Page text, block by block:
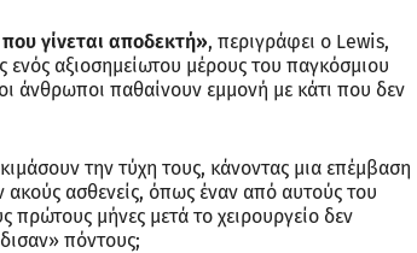
γίνεται αποδεκτή», περιγράφει ο Lewis,
αξιοσημείωτου μέρους του παγκόσμιου
άνθρωποι παθαίνουν εμμονή με κάτι που δεν
την τύχη τους, κάνοντας μια επέμβαση
ακούς ασθενείς, όπως έναν από αυτούς του
μήνες μετά το χειρουργείο δεν
πόντους;